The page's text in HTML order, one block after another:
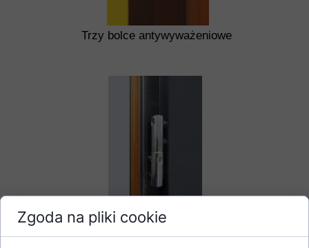
Trzy wzmacniane zawiasy
regulowane 3D dwutrzpieniowe
Trzy bolce antywyważeniowe
Zgoda na pliki cookie